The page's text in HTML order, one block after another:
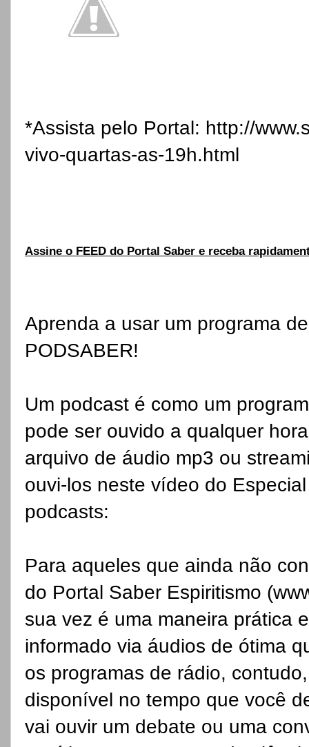
*Assista pelo Portal: http://
vivo-quartas-as-19h.html
Assine o FEED do Portal Saber e receba
Aprenda a usar um programa
PODSABER!
Um podcast é como um
pode ser ouvido a qualquer
arquivo de áudio mp3 ou
ouvi-los neste vídeo do
podcasts:
Para aqueles que ainda não
do Portal Saber Espiritismo
sua vez é uma maneira prática
informado via áudios de ótima
os programas de rádio,
disponível no tempo que você
vai ouvir um debate ou uma